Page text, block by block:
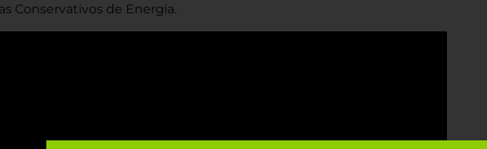
Conservativos de Energia.